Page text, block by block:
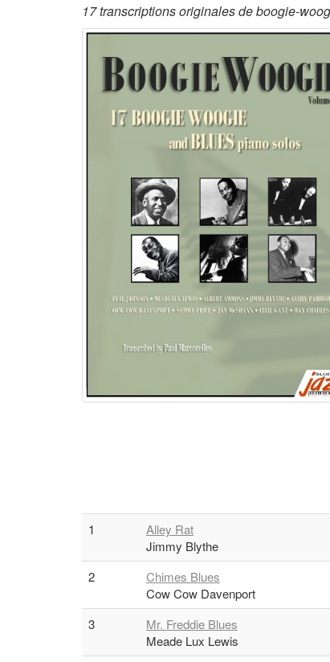
17 transcriptions originales de boogie-
1
Alley Rat
Jimmy Blythe
2
Chimes Blues
Cow Cow Davenport
3
Mr. Freddie Blues
Meade Lux Lewis